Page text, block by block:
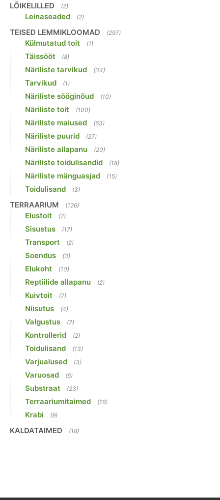
LÕIKELILLED (2)
Leinaseaded (2)
TEISED LEMMIKLOOMAD (297)
Külmutatud toit (1)
Täissööt (8)
Näriliste tarvikud (34)
Tarvikud (1)
Näriliste sööginõud (10)
Näriliste toit (100)
Näriliste maiused (63)
Näriliste puurid (27)
Näriliste allapanu (20)
Näriliste toidulisandid (18)
Näriliste mänguasjad (15)
Toidulisand (3)
TERRAARIUM (126)
Elustoit (7)
Sisustus (17)
Transport (2)
Soendus (3)
Elukoht (10)
Reptiilide allapanu (2)
Kuivtoit (7)
Niisutus (4)
Valgustus (7)
Kontrollerid (2)
Toidulisand (13)
Varjualused (3)
Varuosad (6)
Substraat (23)
Terraariumitaimed (16)
Krabi (9)
KALDATAIMED (18)